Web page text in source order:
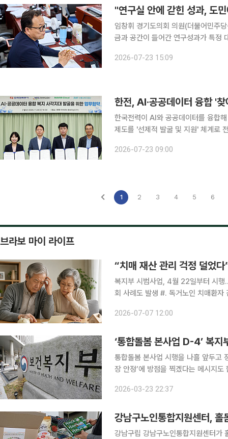
"연구실 안에 갇힌 성과, 도
임창휘 경기도의회 의원(더불어민주
금과 공간이 들어간 연구성과가 특정
2026-07-23 15:09
한전, AI·공공데이터 융합 '
한국전력이 AI와 공공데이터를 융합
제도를 '선제적 발굴 및 지원' 체계로 전면 개편한다. 첨단 데이터 기술
2026-07-23 09:00
1 2 3 4 5 6
브라보 마이 라이프
“치매 재산 관리 걱정 덜었
복지부 시범사업, 4월 22일부터 시행
회 사례도 발생 #. 독거노인 치매환자 김씨는 욕구 표현은 가능하나 재산관리에 어려움을 겪고 있었
비스 상담을 요청했다. 국민연금은 후
2026-07-07 12:00
‘통합돌봄 본사업 D-4’ 복
통합돌봄 본사업 시행을 나흘 앞두고
장 안정’에 방점을 찍겠다는 메시지도 함께 나왔다. 보건복지부는 23일
법’의 준비 상황을 점검했다. 추진본
2026-03-23 22:37
강남구노인통합지원센터, 홀
강남구립 강남구노인통합지원센터가